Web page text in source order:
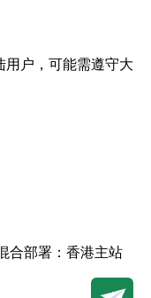
用户，可能需遵守大
合部署：香港主站